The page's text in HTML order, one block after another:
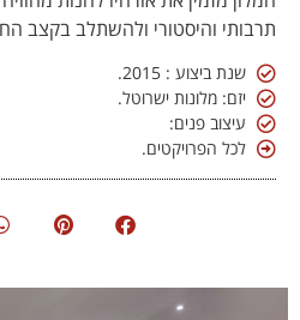
תרבותי והיסטורי ולהשתלב בקצב
שנת ביצוע : 2015.
יזם: מלונות ישרוטל.
עיצוב פנים:
לכל הפרויקטים.